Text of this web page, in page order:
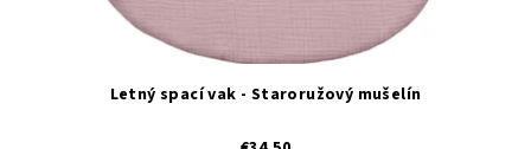
Letný spací vak - Staroružový mušelín